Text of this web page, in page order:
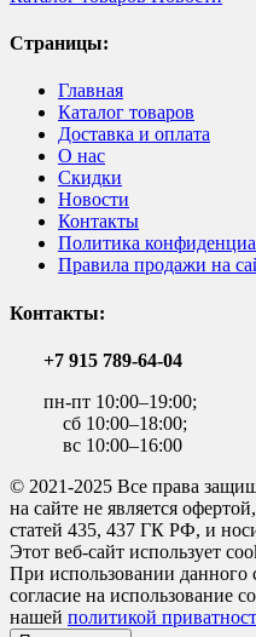
Страницы:
Главная
Каталог товаров
Доставка и оплата
О нас
Скидки
Новости
Контакты
Политика
Правила продажи на
Контакты:
+7 915 789-64-04
пн-пт 10:00–19:00;
сб 10:00–18:00;
вс 10:00–16:00
© 2021-2025 Все права
на сайте не является
статей 435, 437 ГК РФ, и
Этот веб-сайт использует
При использовании данного
согласие на использование
нашей политикой